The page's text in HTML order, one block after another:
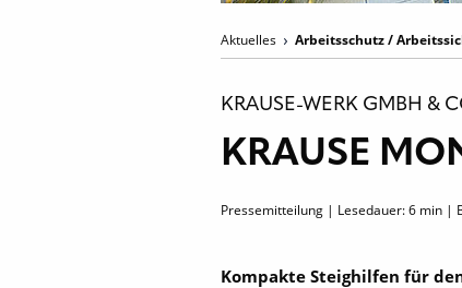
Aktuelles Arbeitsschutz /
KRAUSE-WERK GMBH &
KRAUSE
Pressemitteilung | Lesedauer:6 min |
Kompakte Steighilfen für